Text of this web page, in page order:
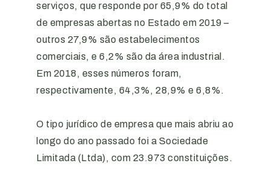
serviços, que responde por 65,9% do total
de empresas abertas no Estado em 2019 –
outros 27,9% são estabelecimentos
comerciais, e 6,2% são da área industrial.
Em 2018, esses números foram,
respectivamente, 64,3%, 28,9% e 6,8%.
O tipo jurídico de empresa que mais abriu ao
longo do ano passado foi a Sociedade
Limitada (Ltda), com 23.973 constituições.